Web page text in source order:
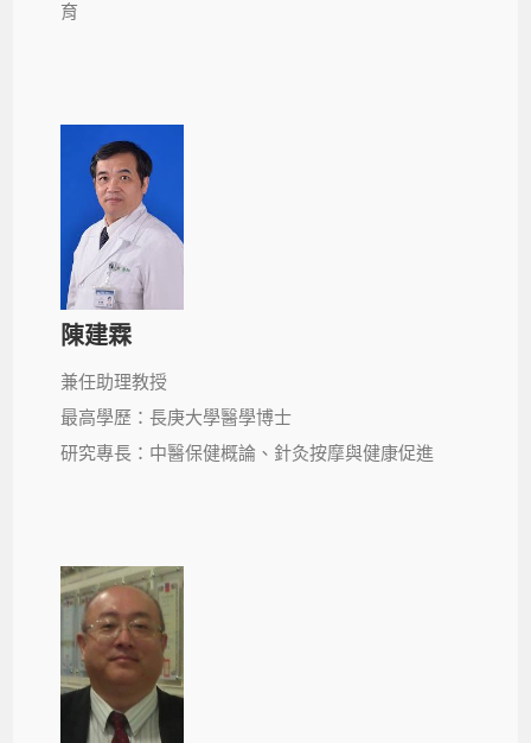
育
陳建霖
兼任助理教授
最高學歷：長庚大學醫學博士
研究專長：中醫保健概論、針灸按摩與健康促進